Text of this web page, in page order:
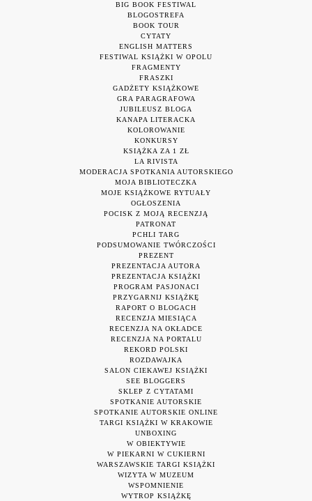
BIG BOOK FESTIWAL
BLOGOSTREFA
BOOK TOUR
CYTATY
ENGLISH MATTERS
FESTIWAL KSIĄŻKI W OPOLU
FRAGMENTY
FRASZKI
GADŻETY KSIĄŻKOWE
GRA PARAGRAFOWA
JUBILEUSZ BLOGA
KANAPA LITERACKA
KOLOROWANIE
KONKURSY
KSIĄŻKA ZA 1 ZŁ
LA RIVISTA
MODERACJA SPOTKANIA AUTORSKIEGO
MOJA BIBLIOTECZKA
MOJE KSIĄŻKOWE RYTUAŁY
OGŁOSZENIA
POCISK Z MOJĄ RECENZJĄ
PATRONAT
PCHLI TARG
PODSUMOWANIE TWÓRCZOŚCI
PREZENT
PREZENTACJA AUTORA
PREZENTACJA KSIĄŻKI
PROGRAM PASJONACI
PRZYGARNIJ KSIĄŻKĘ
RAPORT O BLOGACH
RECENZJA MIESIĄCA
RECENZJA NA OKŁADCE
RECENZJA NA PORTALU
REKORD POLSKI
ROZDAWAJKA
SALON CIEKAWEJ KSIĄŻKI
SEE BLOGGERS
SKLEP Z CYTATAMI
SPOTKANIE AUTORSKIE
SPOTKANIE AUTORSKIE ONLINE
TARGI KSIĄŻKI W KRAKOWIE
UNBOXING
W OBIEKTYWIE
W PIEKARNI W CUKIERNI
WARSZAWSKIE TARGI KSIĄŻKI
WIZYTA W MUZEUM
WSPOMNIENIE
WYTROP KSIĄŻKĘ